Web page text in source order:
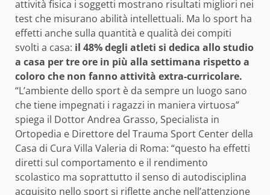
attività fisica i soggetti mostrano risultati migliori nei
test che misurano abilità intellettuali. Ma lo sport ha
effetti anche sulla quantità e qualità dei compiti
svolti a casa: il 48% degli atleti si dedica allo studio
a casa per tre ore in più alla settimana rispetto a
coloro che non fanno attività extra-curricolare.
“L’ambiente dello sport è da sempre un luogo sano
che tiene impegnati i ragazzi in maniera virtuosa”
spiega il Dottor Andrea Grasso, Specialista in
Ortopedia e Direttore del Trauma Sport Center della
Casa di Cura Villa Valeria di Roma: “questo ha effetti
diretti sul comportamento e il rendimento
scolastico ma soprattutto il senso di autodisciplina
acquisito nello sport si riflette anche nell’attenzione